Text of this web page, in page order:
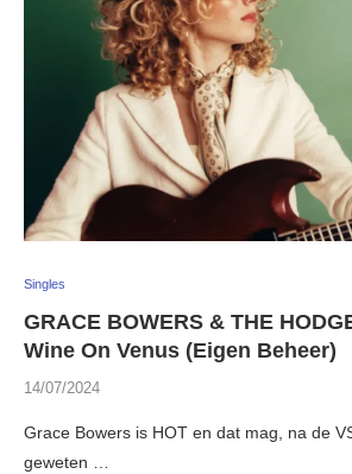
Singles
GRACE BOWERS & THE
Wine On Venus (Eigen Beheer)
14/07/2024
Grace Bowers is HOT en dat mag, na de
geweten …